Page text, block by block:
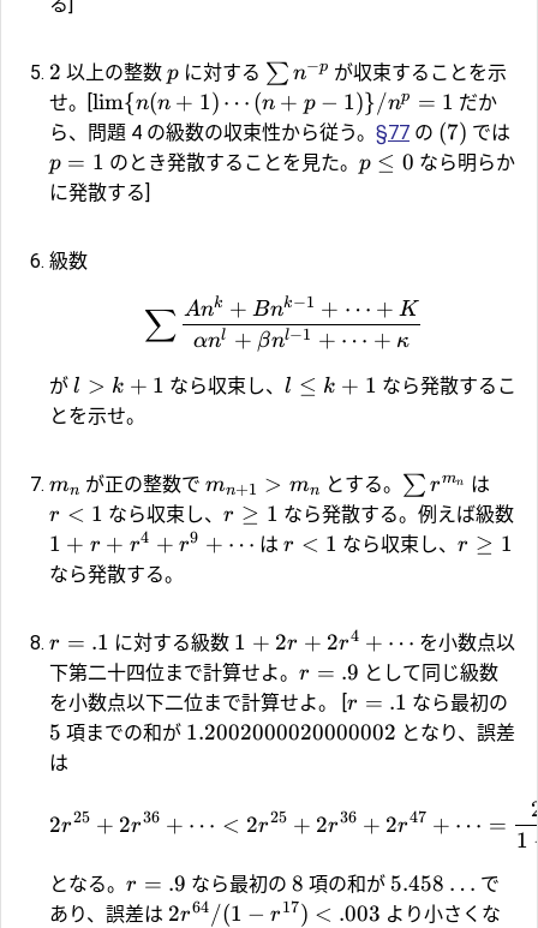
2 以上の整数 p に対する ∑ n−p が収束することを示
せ。[lim{n(n + 1) ⋯ (n + p − 1)}/np = 1 だか
ら、問題 4 の級数の収束性から従う。 §77 の (7) では
p = 1 のとき発散することを見た。 p ≤ 0 なら明らか
に発散する]
級数
∑ αnl + βnl−1 + ⋯ + κ
Ank + Bnk−1 + ⋯ + K
が l > k + 1 なら収束し、l ≤ k + 1 なら発散するこ
とを示せ。
mn が正の整数で mn+1 > mn とする。 ∑ rmn は
r < 1 なら収束し、r ≥ 1 なら発散する。例えば級数
1 + r + r4 + r9 + ⋯ は r < 1 なら収束し、r ≥ 1
なら発散する。
r = .1 に対する級数 1 + 2r + 2r4 + ⋯ を小数点以
下第二十四位まで計算せよ。 r = .9 として同じ級数
を小数点以下二位まで計算せよ。 [r = .1 なら最初の
5 項までの和が 1.2002000020000002 となり、誤差
は
2r25 + 2r36 + ⋯ < 2r25 + 2r36 + 2r47 + ⋯ =
1
となる。 r = .9 なら最初の8 項の和が 5.458 … で
あり、誤差は 2r64 /(1 − r17) < .003 より小さくな